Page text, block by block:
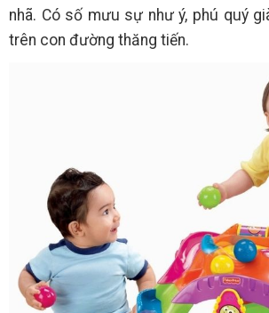
nhã. Có số mưu sự như ý, phú quý
trên con đường thăng tiến.